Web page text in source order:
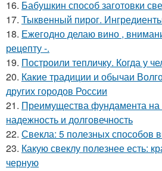
16. Бабушкин способ заготовки
17. Тыквенный пирог.
18. Ежегодно делаю вино ,
рецепту -.
19. Построили тепличку. Когда у
20. Какие традиции и обычаи
других городов России
21. Преимущества фундамента на
надежность и долговечность
22. Свекла: 5 полезных способов
23. Какую свеклу полезнее есть:
черную